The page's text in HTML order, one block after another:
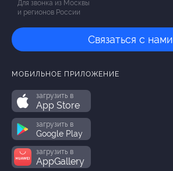
Для звонка из Москвы
и регионов России
Связаться с нами
МОБИЛЬНОЕ ПРИЛОЖЕНИЕ
загрузить в
App Store
загрузить в
Google Play
загрузить в
AppGallery